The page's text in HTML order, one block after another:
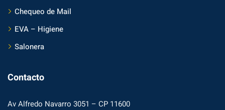
Chequeo de Mail
EVA – Higiene
Salonera
Contacto
Av Alfredo Navarro 3051 – CP 11600